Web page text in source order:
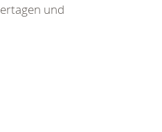
und